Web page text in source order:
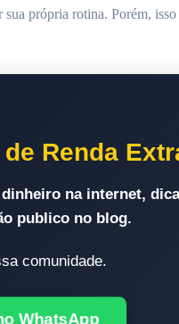
própria rotina. Porém,
Renda
na internet,
publico no blog.
comunidade.
WhatsApp